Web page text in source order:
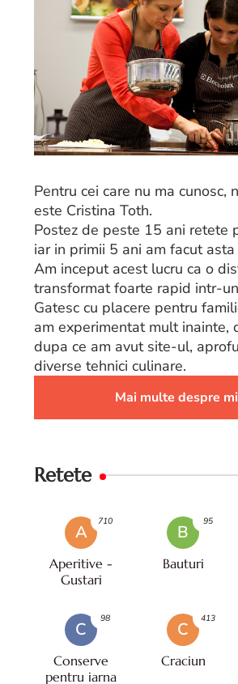
Pentru cei care nu ma cunosc,
este Cristina Toth.
Postez de peste 15 ani retete
iar in primii 5 ani am facut asta
Am inceput acest lucru ca o
transformat foarte rapid intr-
Gatesc cu placere pentru
am experimentat mult inainte,
dupa ce am avut site-ul,
diverse tehnici culinare.
Mai multe despre
Retete
A
Aperitive -
Gustari
710
B
Bauturi
95
C
Conserve
pentru iarna
98
C
Craciun
413